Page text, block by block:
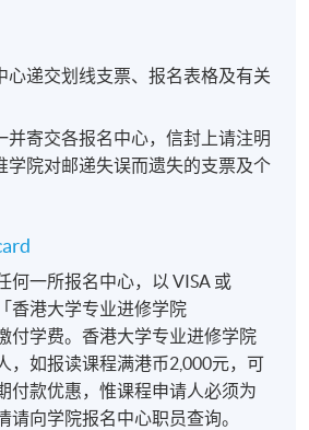
心递交划线支票、报名表格及有关
并寄交各报名中心，信封上请注明
学院对邮递失误而遗失的支票及个
何一所报名中心，以 VISA 或
香港大学专业进修学院
付学费。香港大学专业进修学院
，如报读课程满港币2,000元，可
付款优惠，惟课程申请人必须为
请向学院报名中心职员查询。